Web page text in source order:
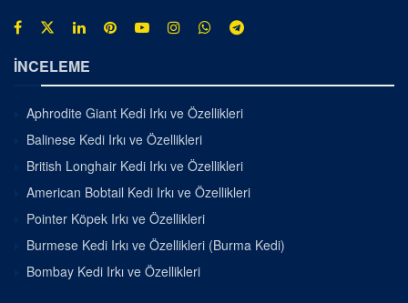
İNCELEME
Aphrodite Giant Kedi Irkı ve Özellikleri
Balinese Kedi Irkı ve Özellikleri
British Longhair Kedi Irkı ve Özellikleri
American Bobtail Kedi Irkı ve Özellikleri
Pointer Köpek Irkı ve Özellikleri
Burmese Kedi Irkı ve Özellikleri (Burma Kedi)
Bombay Kedi Irkı ve Özellikleri